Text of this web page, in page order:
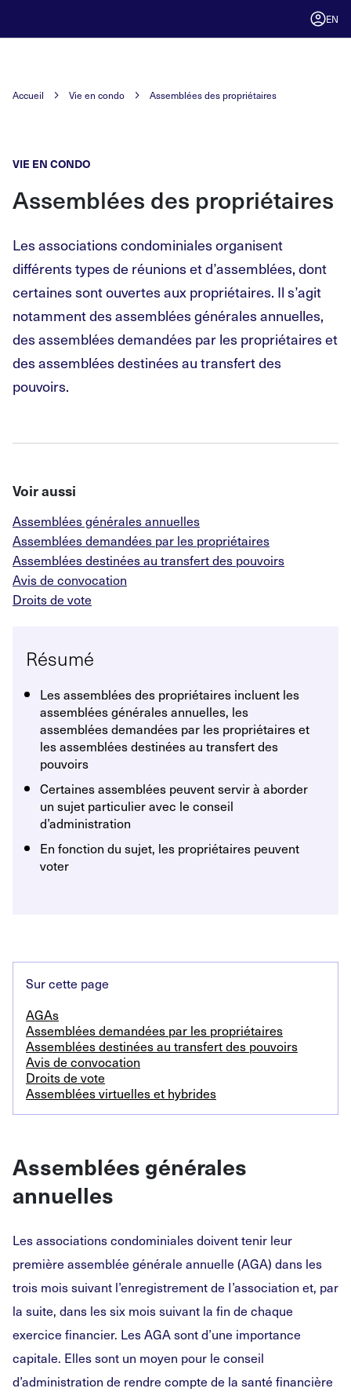
EN
Accueil Vie en condo Assemblées des propriétaires
VIE EN CONDO
Assemblées des propriétaires
Les associations condominiales organisent
différents types de réunions et d’assemblées, dont
certaines sont ouvertes aux propriétaires. Il s’agit
notamment des assemblées générales annuelles,
des assemblées demandées par les propriétaires et
des assemblées destinées au transfert des
pouvoirs.
Voir aussi
Assemblées générales annuelles
Assemblées demandées par les propriétaires
Assemblées destinées au transfert des pouvoirs
Avis de convocation
Droits de vote
Résumé
Les assemblées des propriétaires incluent les
assemblées générales annuelles, les
assemblées demandées par les propriétaires et
les assemblées destinées au transfert des
pouvoirs
Certaines assemblées peuvent servir à aborder
un sujet particulier avec le conseil
d’administration
En fonction du sujet, les propriétaires peuvent
voter
Sur cette page
AGAs
Assemblées demandées par les propriétaires
Assemblées destinées au transfert des pouvoirs
Avis de convocation
Droits de vote
Assemblées virtuelles et hybrides
Assemblées générales
annuelles
Les associations condominiales doivent tenir leur
première assemblée générale annuelle (AGA) dans les
trois mois suivant l’enregistrement de I’association et, par
la suite, dans les six mois suivant la fin de chaque
exercice financier. Les AGA sont d’une importance
capitale. Elles sont un moyen pour le conseil
d’administration de rendre compte de la santé financière